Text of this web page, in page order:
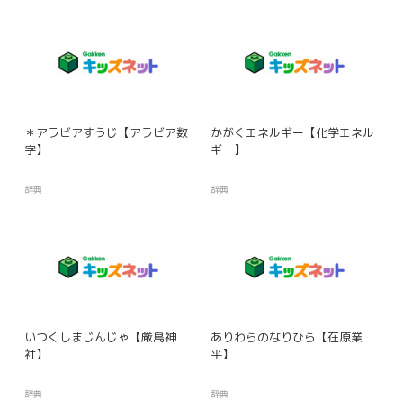
＊アラビアすうじ【アラビア数
字】
辞典
かがくエネルギー【化学エネル
ギー】
辞典
いつくしまじんじゃ【厳島神
社】
辞典
ありわらのなりひら【在原業
平】
辞典